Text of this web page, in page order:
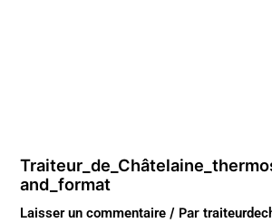
and_format
Laisser un commentaire / Par